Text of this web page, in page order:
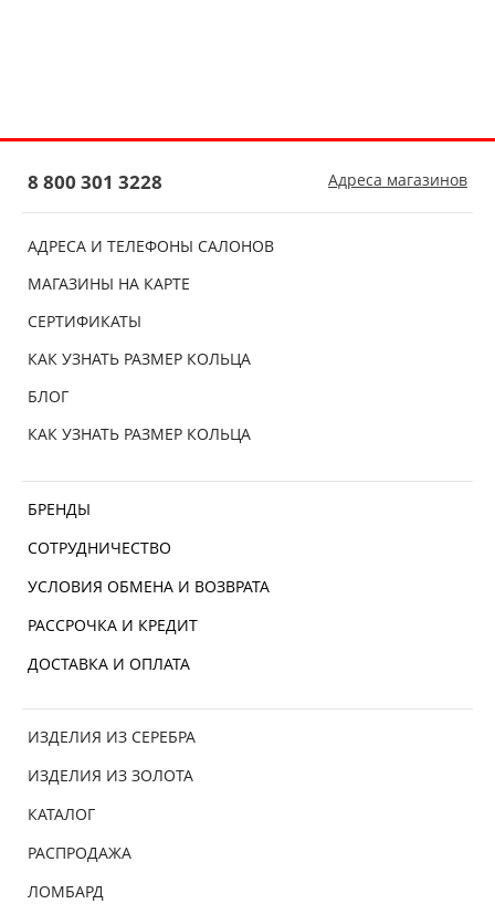
АДРЕСА И ТЕЛЕФОНЫ САЛОНОВ
МАГАЗИНЫ НА КАРТЕ
СЕРТИФИКАТЫ
КАК УЗНАТЬ РАЗМЕР КОЛЬЦА
БЛОГ
КАК УЗНАТЬ РАЗМЕР КОЛЬЦА
БРЕНДЫ
СОТРУДНИЧЕСТВО
УСЛОВИЯ ОБМЕНА И ВОЗВРАТА
РАССРОЧКА И КРЕДИТ
ДОСТАВКА И ОПЛАТА
ИЗДЕЛИЯ ИЗ СЕРЕБРА
ИЗДЕЛИЯ ИЗ ЗОЛОТА
КАТАЛОГ
РАСПРОДАЖА
ЛОМБАРД
8 800 301 3228 Адреса магазинов